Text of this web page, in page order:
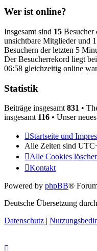
Wer ist online?
Insgesamt sind 15 Besucher
unsichtbare Mitglieder und
Besuchern der letzten 5
Der Besucherrekord liegt bei
06:58 gleichzeitig online
Statistik
Beiträge insgesamt 831 •
insgesamt 116 • Unser
Startseite und
Alle Zeiten sind
Alle Cookies
Kontakt
Powered by phpBB®
Deutsche Übersetzung durch
Datenschutz |